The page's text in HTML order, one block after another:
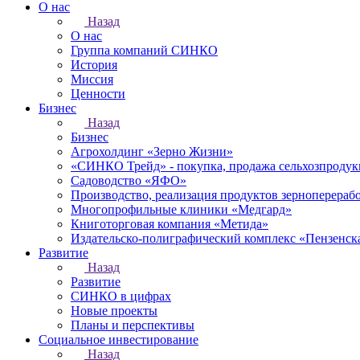
О нас
Назад
О нас
Группа компаний СИНКО
История
Миссия
Ценности
Бизнес
Назад
Бизнес
Агрохолдинг «Зерно Жизни»
«СИНКО Трейд» - покупка, продажа
Садоводство «ЯФО»
Производство, реализация продуктов
Многопрофильные клиники «Медгард»
Книготорговая компания «Метида»
Издательско-полиграфический комплекс
Развитие
Назад
Развитие
СИНКО в цифрах
Новые проекты
Планы и перспективы
Социальное инвестирование
Назад